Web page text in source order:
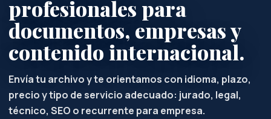
profesionales para
documentos, empresas y
contenido internacional.
Envía tu archivo y te orientamos con idioma, plazo,
precio y tipo de servicio adecuado: jurado, legal,
técnico, SEO o recurrente para empresa.